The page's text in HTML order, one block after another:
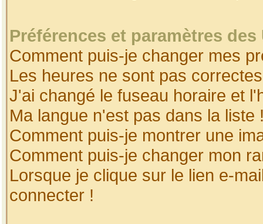
Préférences et paramètres
Comment puis-je changer mes
Les heures ne sont pas
J'ai changé le fuseau horaire et
Ma langue n'est pas dans la liste
Comment puis-je montrer une
Comment puis-je changer mon
Lorsque je clique sur le lien e-
connecter !